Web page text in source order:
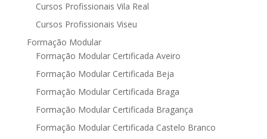
Cursos Profissionais Vila Real
Cursos Profissionais Viseu
Formação Modular
Formação Modular Certificada Aveiro
Formação Modular Certificada Beja
Formação Modular Certificada Braga
Formação Modular Certificada Bragança
Formação Modular Certificada Castelo Branco